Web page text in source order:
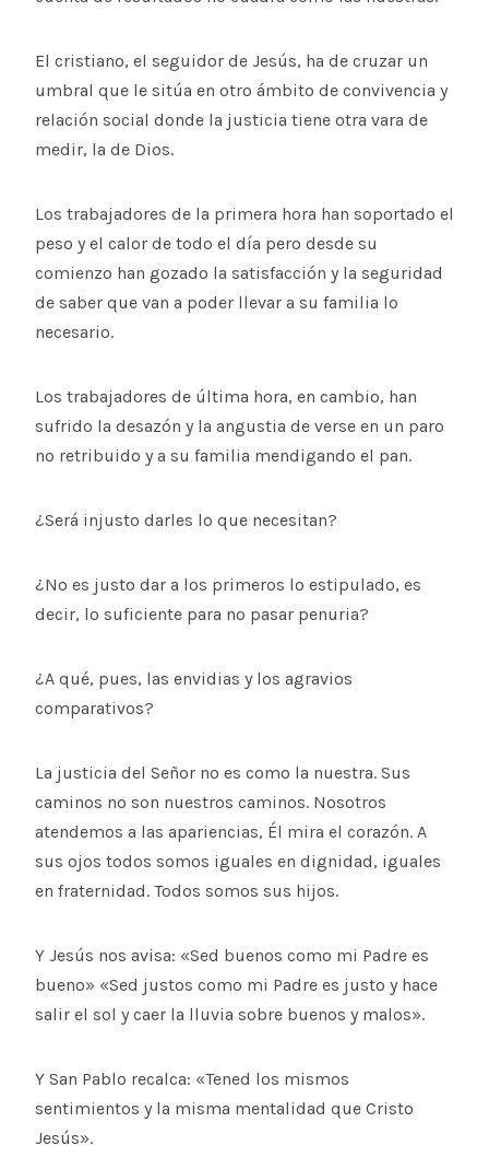
El cristiano, el seguidor de Jesús, ha de cruzar un
umbral que le sitúa en otro ámbito de convivencia y
relación social donde la justicia tiene otra vara de
medir, la de Dios.
Los trabajadores de la primera hora han soportado el
peso y el calor de todo el día pero desde su
comienzo han gozado la satisfacción y la seguridad
de saber que van a poder llevar a su familia lo
necesario.
Los trabajadores de última hora, en cambio, han
sufrido la desazón y la angustia de verse en un paro
no retribuido y a su familia mendigando el pan.
¿Será injusto darles lo que necesitan?
¿No es justo dar a los primeros lo estipulado, es
decir, lo suficiente para no pasar penuria?
¿A qué, pues, las envidias y los agravios
comparativos?
La justicia del Señor no es como la nuestra. Sus
caminos no son nuestros caminos. Nosotros
atendemos a las apariencias, Él mira el corazón. A
sus ojos todos somos iguales en dignidad, iguales
en fraternidad. Todos somos sus hijos.
Y Jesús nos avisa: «Sed buenos como mi Padre es
bueno» «Sed justos como mi Padre es justo y hace
salir el sol y caer la lluvia sobre buenos y malos».
Y San Pablo recalca: «Tened los mismos
sentimientos y la misma mentalidad que Cristo
Jesús».